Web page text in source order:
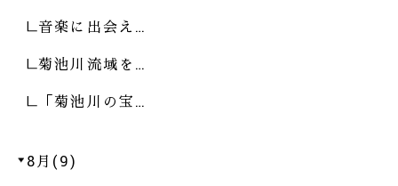
音楽に出会え…
菊池川流域を…
「菊池川の宝…
8月(9)